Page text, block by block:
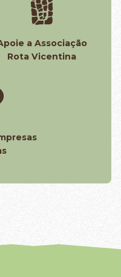
a Associação
Rota Vicentina